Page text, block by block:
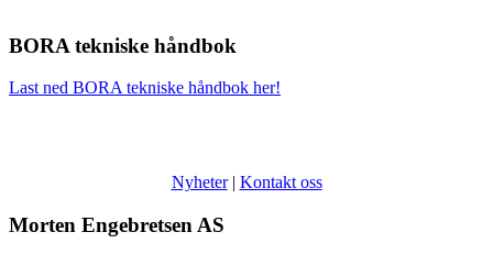
BORA tekniske håndbok
Last ned BORA tekniske håndbok her!
Nyheter| Kontakt oss
Morten Engebretsen AS